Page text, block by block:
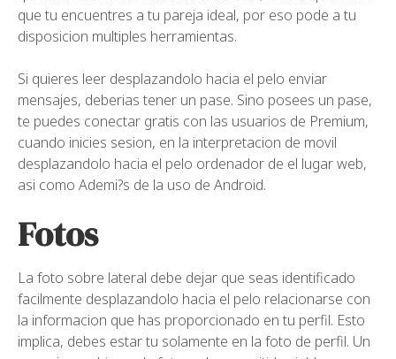
que tu encuentres a tu pareja ideal, por eso pode a tu
disposicion multiples herramientas.
Si quieres leer desplazandolo hacia el pelo enviar
mensajes, deberias tener un pase. Sino posees un pase,
te puedes conectar gratis con las usuarios de Premium,
cuando inicies sesion, en la interpretacion de movil
desplazandolo hacia el pelo ordenador de el lugar web,
asi como Ademi?s de la uso de Android.
Fotos
La foto sobre lateral debe dejar que seas identificado
facilmente desplazandolo hacia el pelo relacionarse con
la informacion que has proporcionado en tu perfil. Esto
implica, debes estar tu solamente en la foto de perfil. Un